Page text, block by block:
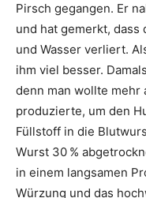
Pirsch gegangen. Er
und hat gemerkt,
und Wasser verliert.
ihm viel besser.
denn man wollte mehr
produzierte, um den
Füllstoff in die
Wurst 30 %
in einem langsamen
Würzung und das